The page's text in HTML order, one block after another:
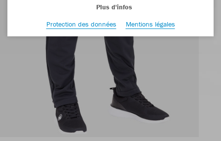
Plus d'infos
Protection des données
Mentions légales